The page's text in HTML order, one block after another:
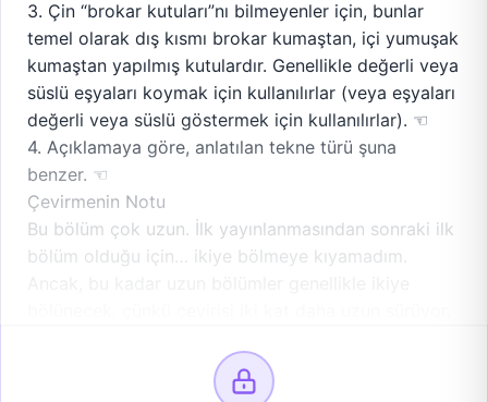
3. Çin “brokar kutuları”nı bilmeyenler için, bunlar
temel olarak dış kısmı brokar kumaştan, içi yumuşak
kumaştan yapılmış kutulardır. Genellikle değerli veya
süslü eşyaları koymak için kullanılırlar (veya eşyaları
değerli veya süslü göstermek için kullanılırlar). ☜
4. Açıklamaya göre, anlatılan tekne türü şuna
benzer. ☜
Çevirmenin Notu
Bu bölüm çok uzun. İlk yayınlanmasından sonraki ilk
bölüm olduğu için… ikiye bölmeye kıyamadım.